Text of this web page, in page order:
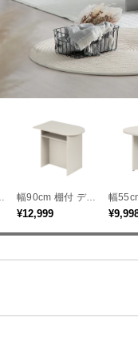
幅90cm 棚付 デス
ク マルチデスク
¥12,999
幅
ウン